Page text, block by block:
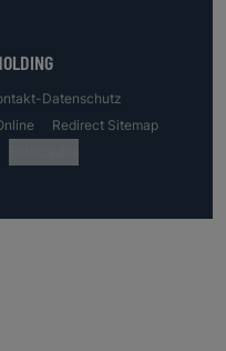
Datenschutz
Redirect Sitemap